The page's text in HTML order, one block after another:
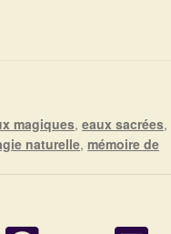
magiques,eaux sacrées,
naturelle, mémoire de